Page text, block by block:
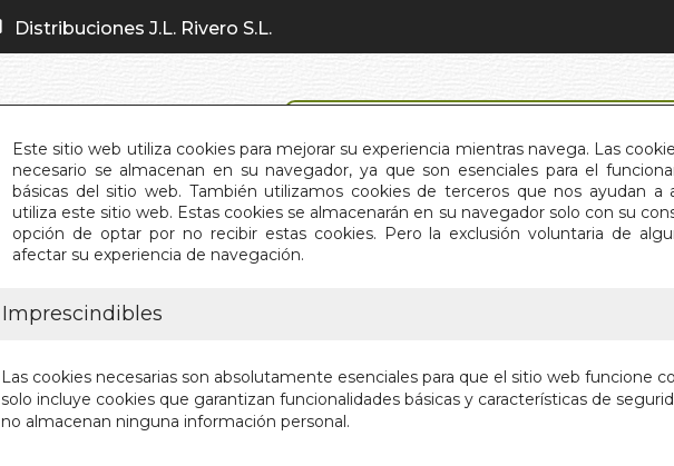
Este sitio web utiliza cookies para mejorar su experiencia mientras navega. Las
necesario se almacenan en su navegador, ya que son esenciales para el
básicas del sitio web. También utilizamos cookies de terceros que nos ayudan a
utiliza este sitio web. Estas cookies se almacenarán en su navegador solo con su
opción de optar por no recibir estas cookies. Pero la exclusión voluntaria de
afectar su experiencia de navegación.
Imprescindibles
Las cookies necesarias son absolutamente esenciales para que el sitio web funcione
solo incluye cookies que garantizan funcionalidades básicas y características de
no almacenan ninguna información personal.
Distribuciones J.L. Rivero S.L.
INICIO QUIÉNES SOMOS
AÑO